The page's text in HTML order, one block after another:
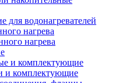
для водонагревателей
нагрева
нагрева
и комплектующие
и комплектующие